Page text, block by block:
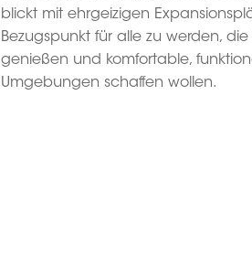
blickt mit ehrgeizigen
Bezugspunkt für alle zu werden,
genießen und komfortable,
Umgebungen schaffen wollen.